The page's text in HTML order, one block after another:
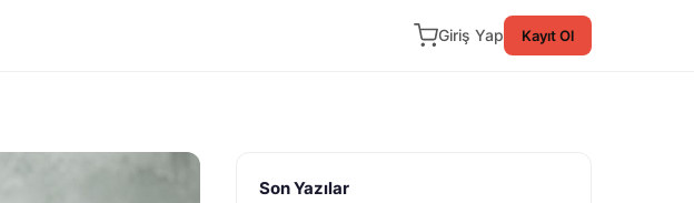
Giriş Yap Kayıt Ol
Son Yazılar